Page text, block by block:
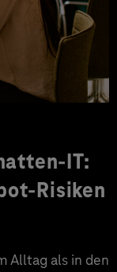
IT:
Risiken
Alltag als in den